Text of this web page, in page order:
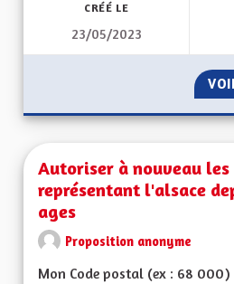
CRÉÉ LE
23/05/2023
Autoriser à nouveau
représentant l'alsace
ages
Proposition anonyme
Mon Code postal (ex : 68